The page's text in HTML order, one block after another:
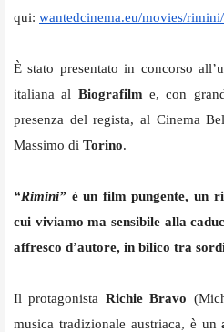
qui: wantedcinema.eu/movies/rimini/
È stato presentato in concorso
italiana al Biografilm e, con
presenza del regista, al Cinema
Massimo di Torino.
“Rimini” è un film pungente, un
cui viviamo ma sensibile alla
affresco d’autore, in bilico tra
Il protagonista Richie Bravo
musica tradizionale austriaca, è un